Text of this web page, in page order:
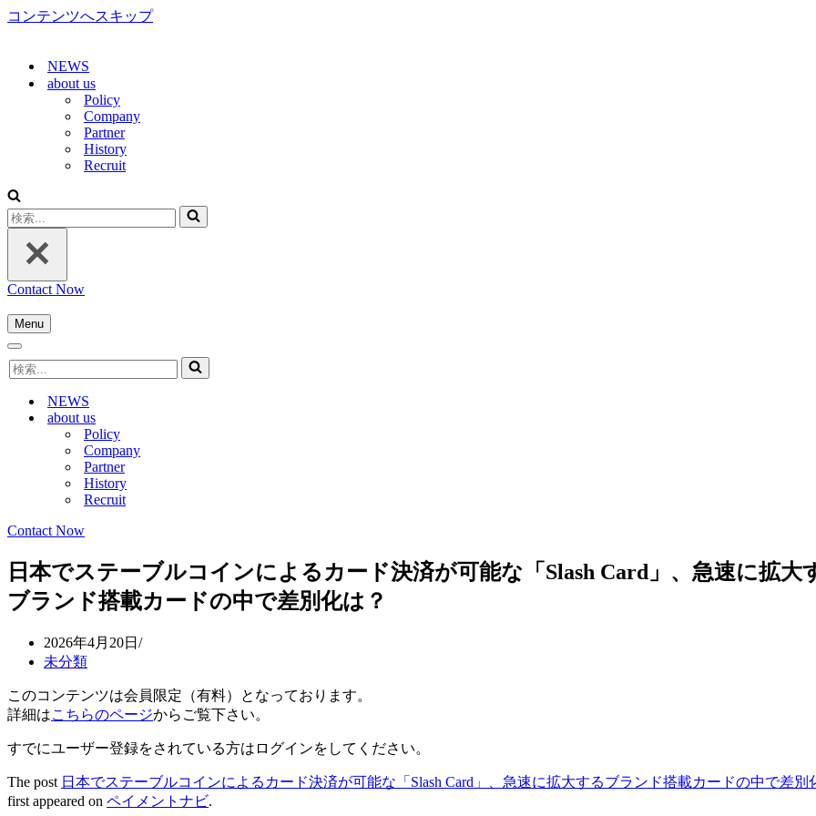
コンテンツへスキップ
NEWS
about us
Policy
Company
Partner
History
Recruit
検
索...
Contact Now
Menu
ナ
ゲ
シ
ョ
ナ
ビ
検
索...
NEWS
about us
Policy
Company
Partner
History
Recruit
Contact Now
日本でステーブルコインによるカード決済が可能な「Slash Card」、急速に拡大
ブランド搭載カードの中で差別化は？
2026年4月20日
未分類
このコンテンツは会員限定（有料）となっております。
詳細はこちらのページからご覧下さい。
すでにユーザー登録をされている方は ログインをしてください。
The post 日本でステーブルコインによるカード決済が可能な「Slash Card」、急速に拡大するブランド搭載カードの中で差別
first appeared on ペイメントナビ.